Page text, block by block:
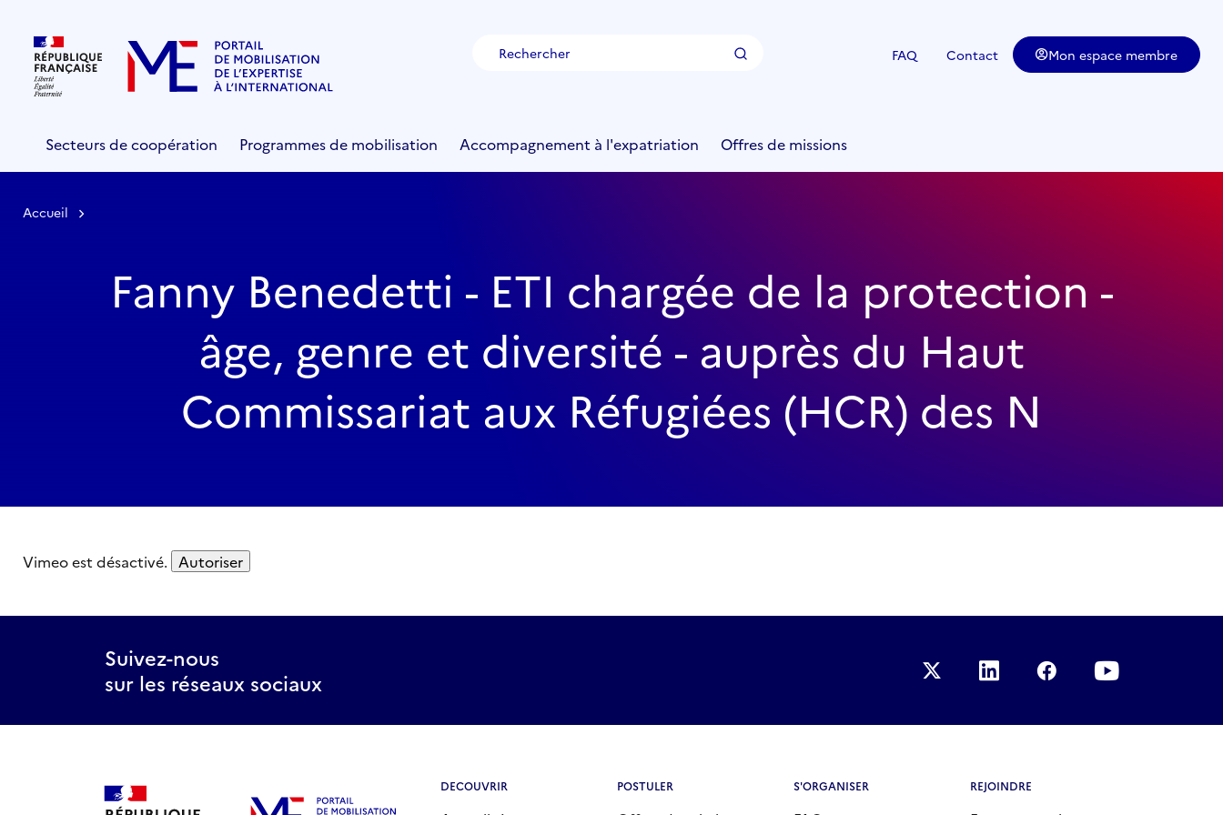
Rechercher FAQ Contact Mon espace membre
Secteurs de coopération Programmes de mobilisation Accompagnement à l'expatriation Offres de missions
Accueil
Fanny Benedetti - ETI chargée de la protection -
âge, genre et diversité - auprès du Haut
Commissariat aux Réfugiées (HCR) des N
Vimeo est désactivé. Autoriser
Suivez-nous
sur les réseaux sociaux
DECOUVRIR POSTULER S'ORGANISER REJOINDRE